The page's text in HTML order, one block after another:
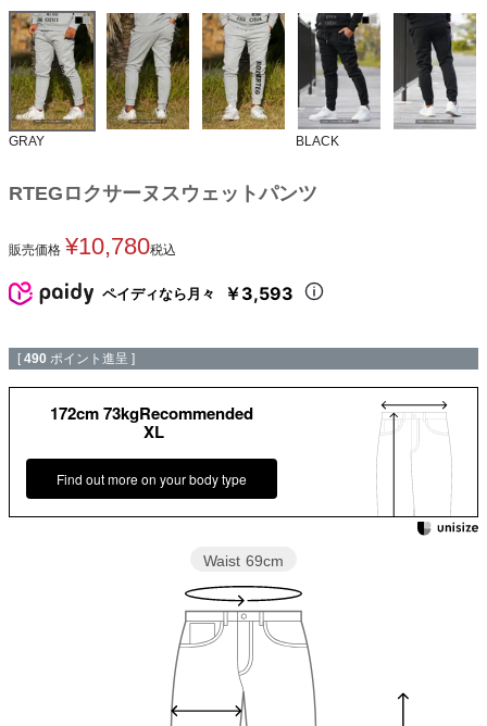
GRAY BLACK
RTEGロクサーヌスウェットパンツ
販売価格 ¥10,780税込
ペイディなら月々 ￥3,593
[ 490 ポイント進呈 ]
172cm 73kgRecommended
XL
Find out more on your body type
Waist 69cm